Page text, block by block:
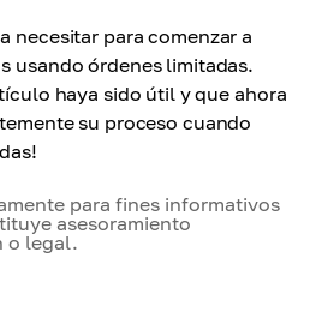
necesitar para comenzar a
usando órdenes limitadas.
haya sido útil y que ahora
su proceso cuando
para fines informativos
asesoramiento
o legal.